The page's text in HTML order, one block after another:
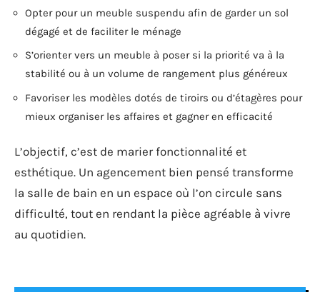
Opter pour un meuble suspendu afin de garder un sol
dégagé et de faciliter le ménage
S’orienter vers un meuble à poser si la priorité va à la
stabilité ou à un volume de rangement plus généreux
Favoriser les modèles dotés de tiroirs ou d’étagères pour
mieux organiser les affaires et gagner en efficacité
L’objectif, c’est de marier fonctionnalité et
esthétique. Un agencement bien pensé transforme
la salle de bain en un espace où l’on circule sans
difficulté, tout en rendant la pièce agréable à vivre
au quotidien.